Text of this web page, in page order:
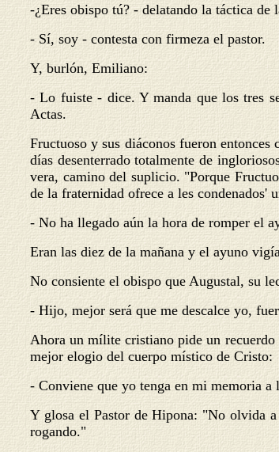
-¿Eres obispo tú? - delatando la táctica de
- Sí, soy - contesta con firmeza el pastor.
Y, burlón, Emiliano:
- Lo fuiste - dice. Y manda que los tres
Actas.
Fructuoso y sus diáconos fueron
días desenterrado totalmente de
vera, camino del suplicio. "Porque
de la fraternidad ofrece a les condenados'
- No ha llegado aún la hora de romper el
Eran las diez de la mañana y el ayuno
No consiente el obispo que Augustal, su
- Hijo, mejor será que me descalce yo,
Ahora un mílite cristiano pide un recuerdo
mejor elogio del cuerpo místico de Cristo:
- Conviene que yo tenga en mi memoria
Y glosa el Pastor de Hipona: "No olvida
rogando."